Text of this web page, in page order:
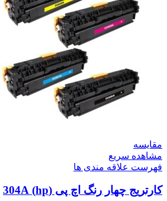
مقایسه
مشاهده سریع
فهرست علاقه مندی ها
کارتریج چهار رنگ اچ پی (hp) 304A